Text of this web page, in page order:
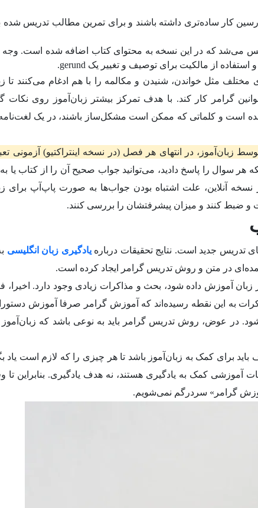
کار ساده‌تری داشته باشند و برای تمرین مطالب تدریس شده
می‌شد که در این نسخه به محتوای کتاب اضافه شده است.
مثل خواندن، شنیدن و مکالمه را با هم ادغام می‌کنند تا
گرامر کار کند. با هدف تمرکز بیشتر زبان‌آموز روی نکات
است و کلماتی که ممکن است مشکل‌ساز باشند، در یک
زبان‌آموز، در انتهای هر فصل (در نسخه اینتراکتیو) آزمونی
هر سوال را پاسخ دادید، می‌توانید جواب صحیح آن را از کتاب یا
نسخه آنلاین، علت اشتباه بودن جواب‌ها به صورت پاپ‌آپ برای
و ضبط کنند و میزان پیشرفتشان را بررسی کنند.
تدریس جدید است. نتایج تحقیقات دربارهیادگیری زبان انگلیسی
در متن و روش تدریس گرامر ایجاد کرده است.
زبان آموزش داده شود، بحث و مذاکرات زیادی وجود دارد.
به این نقطه رسیده‌اند که آموزش گرامر صرفا آموزش
در عوض، روش تدریس گرامر باید به نوعی باشد که زبان‌آموز
برای کمک به زبان‌آموز باشد تا هر چیزی را که لازم است یاد
کمک به یادگیری هستند، نه هدف یادگیری. بنابراین تا
گرامر» سردرگم نمی‌شویم.